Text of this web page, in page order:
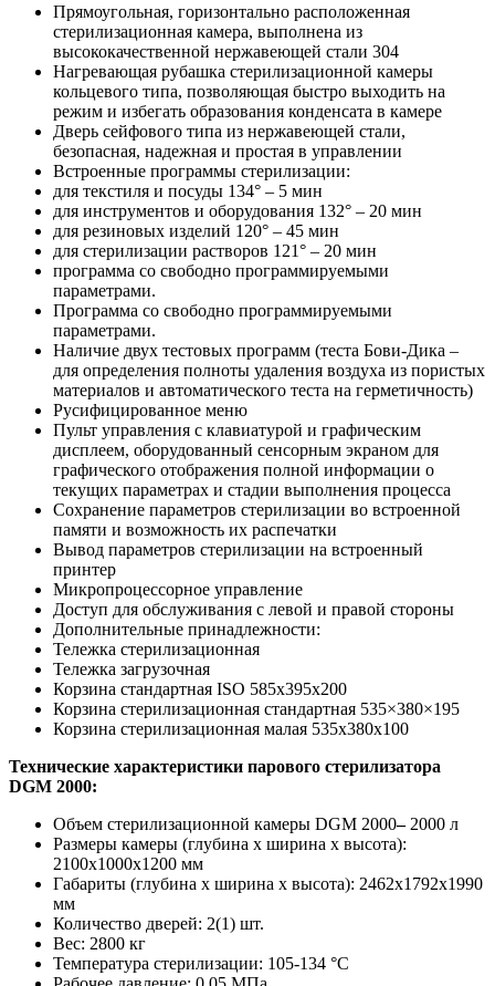
Прямоугольная, горизонтально расположенная
стерилизационная камера, выполнена из
высококачественной нержавеющей стали 304
Нагревающая рубашка стерилизационной камеры
кольцевого типа, позволяющая быстро выходить на
режим и избегать образования конденсата в камере
Дверь сейфового типа из нержавеющей стали,
безопасная, надежная и простая в управлении
Встроенные программы стерилизации:
для текстиля и посуды 134° – 5 мин
для инструментов и оборудования 132° – 20 мин
для резиновых изделий 120° – 45 мин
для стерилизации растворов 121° – 20 мин
программа со свободно программируемыми
параметрами.
Программа со свободно программируемыми
параметрами.
Наличие двух тестовых программ (теста Бови-Дика –
для определения полноты удаления воздуха из пористых
материалов и автоматического теста на герметичность)
Русифицированное меню
Пульт управления с клавиатурой и графическим
дисплеем, оборудованный сенсорным экраном для
графического отображения полной информации о
текущих параметрах и стадии выполнения процесса
Сохранение параметров стерилизации во встроенной
памяти и возможность их распечатки
Вывод параметров стерилизации на встроенный
принтер
Микропроцессорное управление
Доступ для обслуживания с левой и правой стороны
Дополнительные принадлежности:
Тележка стерилизационная
Тележка загрузочная
Корзина стандартная ISO 585х395х200
Корзина стерилизационная стандартная 535×380×195
Корзина стерилизационная малая 535x380x100
Технические характеристики парового стерилизатора
DGM 2000:
Объем стерилизационной камеры DGM 2000–2000 л
Размеры камеры (глубина x ширина x высота):
2100x1000x1200 мм
Габариты (глубина x ширина x высота): 2462x1792x1990
мм
Количество дверей: 2(1) шт.
Вес: 2800 кг
Температура стерилизации: 105-134 °C